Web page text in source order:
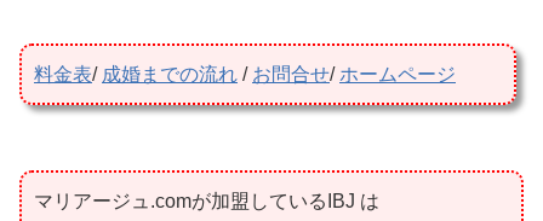
料金表/ 成婚までの流れ / お問合せ/ ホームページ
マリアージュ.comが加盟しているIBJ は